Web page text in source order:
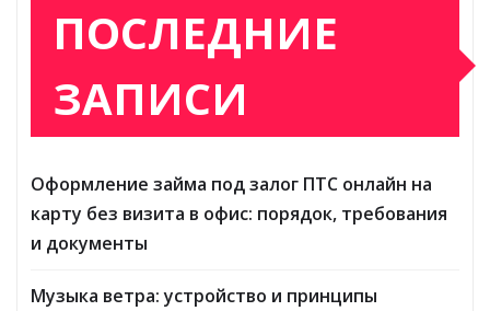
ПОСЛЕДНИЕ
ЗАПИСИ
Оформление займа под залог ПТС онлайн на
карту без визита в офис: порядок, требования
и документы
Музыка ветра: устройство и принципы